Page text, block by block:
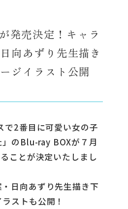
発売決定！キャラ
向あずり先生描き
ジイラスト公開
で2番目に可愛い女の子
」のBlu-ray BOXが７月
ことが決定いたしまし
日向あずり先生描き下
ストも公開！